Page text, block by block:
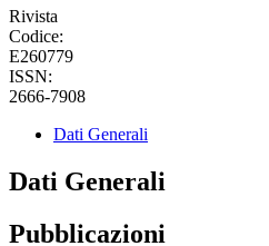
Rivista
Codice:
E260779
ISSN:
2666-7908
Dati Generali
Dati Generali
Pubblicazioni